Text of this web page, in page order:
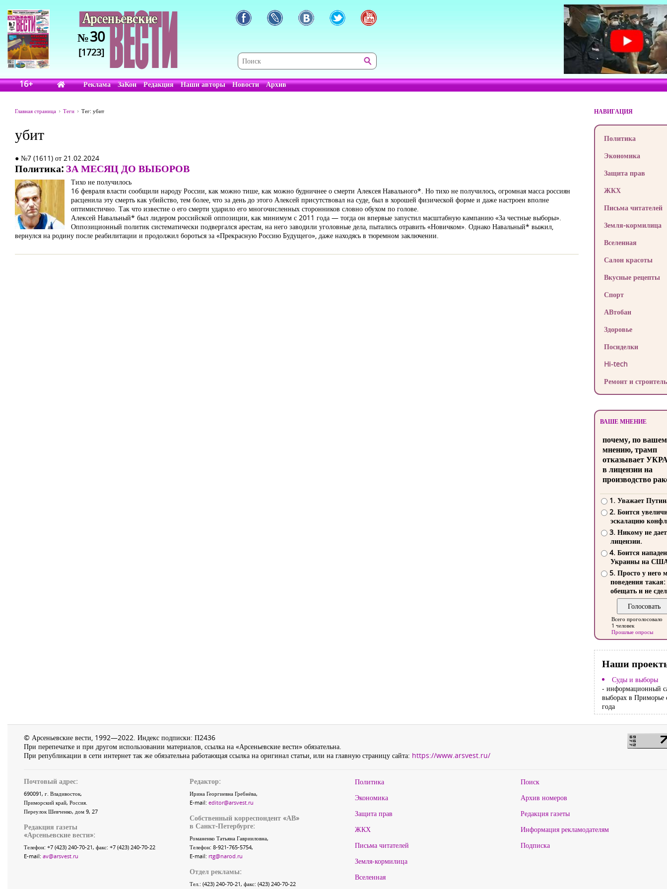
№30
[1723]
16+ Реклама ЗаКон Редакция Наши авторы Новости Архив
Главная страница Теги Тег: убит
убит
● №7 (1611) от 21.02.2024
Политика: ЗА МЕСЯЦ ДО ВЫБОРОВ
Тихо не получилось
16 февраля власти сообщили народу России, как можно тише, как можно будничнее о смерти Алексея Навального*. Но тихо не получилось, огромная масса россиян
расценила эту смерть как убийство, тем более, что за день до этого Алексей присутствовал на суде, был в хорошей физической форме и даже настроен вполне
оптимистично. Так что известие о его смерти ударило его многочисленных сторонников словно обухом по голове.
Алексей Навальный* был лидером российской оппозиции, как минимум с 2011 года — тогда он впервые запустил масштабную кампанию «За честные выборы».
Оппозиционный политик систематически подвергался арестам, на него заводили уголовные дела, пытались отравить «Новичком». Однако Навальный* выжил,
вернулся на родину после реабилитации и продолжил бороться за «Прекрасную Россию Будущего», даже находясь в тюремном заключении.
НАВИГАЦИЯ
Политика
Экономика
Защита прав
ЖКХ
Письма читателей
Земля-кормилица
Вселенная
Салон красоты
Вкусные рецепты
Спорт
АВтобан
Здоровье
Посиделки
Hi-tech
Ремонт и
ВАШЕ МНЕНИЕ
почему, по
мнению, трамп
отказывает
в лицензии на
производство
1. Уважает
2. Боится
эскалацию
3. Никому не
лицензии.
4. Боится
Украины на
5. Просто у него
поведения такая:
обещать и не
Всего проголосовало
1 человек
Прошлые опросы
Наши
Суды и выборы
- информационный
выборах в Приморье
года
© Арсеньевские вести, 1992—2022. Индекс подписки: П2436
При перепечатке и при другом использовании материалов, ссылка на «Арсеньевские вести» обязательна.
При републикации в сети интернет так же обязательна работающая ссылка на оригинал статьи, или на главную страницу сайта: https://www.arsvest.ru/
Почтовый адрес:
690091, г. Владивосток,
Приморский край, Россия.
Переулок Шевченко, дом 9, 27
Редакция газеты
«Арсеньевские вести»:
Телефон: +7 (423) 240-70-21, факс: +7 (423) 240-70-22
E-mail: av@arsvest.ru
Редактор:
Ирина Георгиевна Гребнёва,
E-mail: editor@arsvest.ru
Собственный корреспондент «АВ»
в Санкт-Петербурге:
Романенко Татьяна Гаврииловна,
Телефон: 8-921-765-5754,
E-mail: rtg@narod.ru
Отдел рекламы:
Тел.: (423) 240-70-21, факс: (423) 240-70-22
Политика
Экономика
Защита прав
ЖКХ
Письма читателей
Земля-кормилица
Вселенная
Поиск
Архив номеров
Редакция газеты
Информация рекламодателям
Подписка